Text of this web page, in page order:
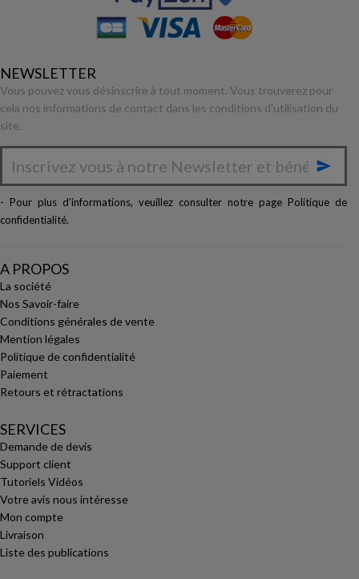
NEWSLETTER
Vous pouvez vous désinscrire à tout moment. Vous trouverez pour
cela nos informations de contact dans les conditions d'utilisation du
site.

- Pour plus d'informations, veuillez consulter notre page Politique de
confidentialité.
A PROPOS
La société
Nos Savoir-faire
Conditions générales de vente
Mention légales
Politique de confidentialité
Paiement
Retours et rétractations
SERVICES
Demande de devis
Support client
Tutoriels Vidéos
Votre avis nous intéresse
Mon compte
Livraison
Liste des publications